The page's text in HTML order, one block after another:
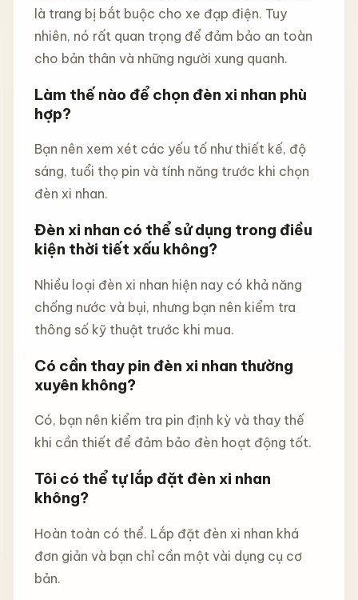
là trang bị bắt buộc cho xe đạp điện. Tuy
nhiên, nó rất quan trọng để đảm bảo an toàn
cho bản thân và những người xung quanh.
Làm thế nào để chọn đèn xi nhan phù
hợp?
Bạn nên xem xét các yếu tố như thiết kế, độ
sáng, tuổi thọ pin và tính năng trước khi chọn
đèn xi nhan.
Đèn xi nhan có thể sử dụng trong điều
kiện thời tiết xấu không?
Nhiều loại đèn xi nhan hiện nay có khả năng
chống nước và bụi, nhưng bạn nên kiểm tra
thông số kỹ thuật trước khi mua.
Có cần thay pin đèn xi nhan thường
xuyên không?
Có, bạn nên kiểm tra pin định kỳ và thay thế
khi cần thiết để đảm bảo đèn hoạt động tốt.
Tôi có thể tự lắp đặt đèn xi nhan
không?
Hoàn toàn có thể. Lắp đặt đèn xi nhan khá
đơn giản và bạn chỉ cần một vài dụng cụ cơ
bản.